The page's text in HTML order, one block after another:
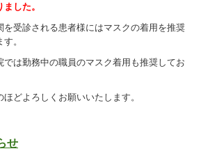
した。
を受診される患者様にはマスクの着用を推奨
。
では勤務中の職員のマスク着用も推奨してお
ほどよろしくお願いいたします。
せ